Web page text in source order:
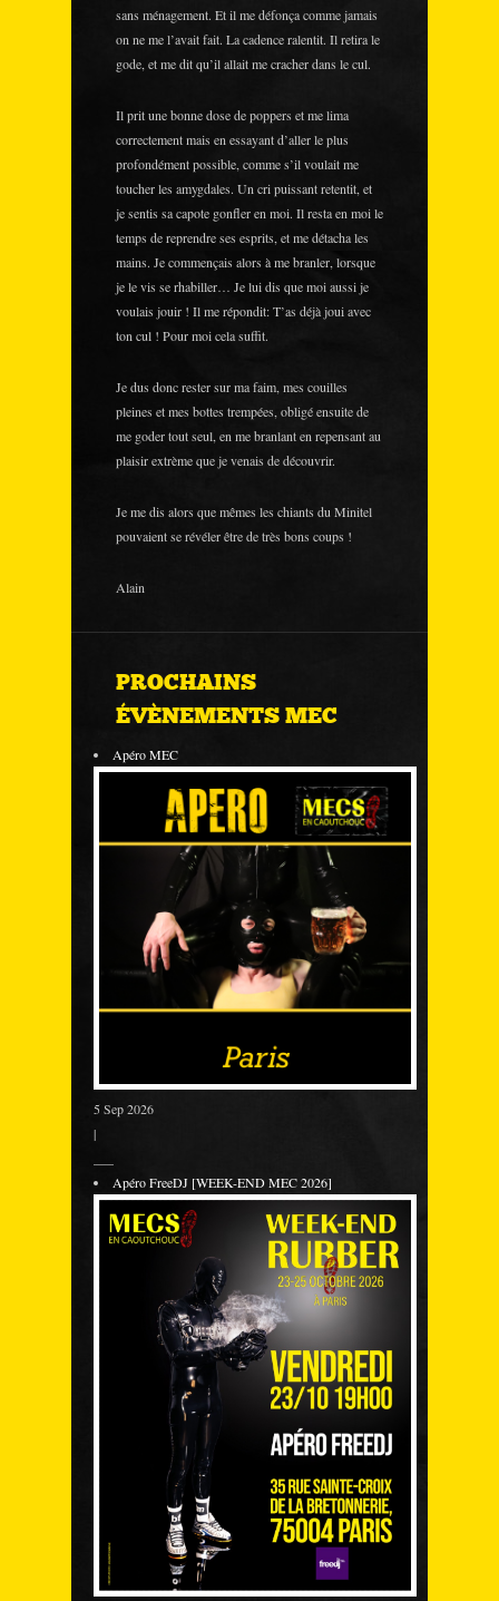
sans ménagement. Et il me défonça comme jamais
on ne me l’avait fait. La cadence ralentit. Il retira le
gode, et me dit qu’il allait me cracher dans le cul.
Il prit une bonne dose de poppers et me lima
correctement mais en essayant d’aller le plus
profondément possible, comme s’il voulait me
toucher les amygdales. Un cri puissant retentit, et
je sentis sa capote gonfler en moi. Il resta en moi le
temps de reprendre ses esprits, et me détacha les
mains. Je commençais alors à me branler, lorsque
je le vis se rhabiller… Je lui dis que moi aussi je
voulais jouir ! Il me répondit: T’as déjà joui avec
ton cul ! Pour moi cela suffit.
Je dus donc rester sur ma faim, mes couilles
pleines et mes bottes trempées, obligé ensuite de
me goder tout seul, en me branlant en repensant au
plaisir extrème que je venais de découvrir.
Je me dis alors que mêmes les chiants du Minitel
pouvaient se révéler être de très bons coups !
Alain
PROCHAINS
ÉVÈNEMENTS MEC
Apéro MEC
5 Sep 2026
|
Apéro FreeDJ [WEEK-END MEC 2026]